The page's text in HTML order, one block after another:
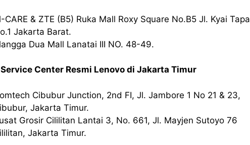
CARE & ZTE (B5) Ruka Mall Roxy Square No.B5 Jl. Kyai Tapa
Jakarta Barat.
Dua Mall Lanatai III NO. 48-49.
Center Resmi Lenovo di Jakarta Timur
Cibubur Junction, 2nd FI, Jl. Jambore 1 No 21 & 23,
Jakarta Timur.
Grosir Cililitan Lantai 3, No. 661, Jl. Mayjen Sutoyo 76
Jakarta Timur.